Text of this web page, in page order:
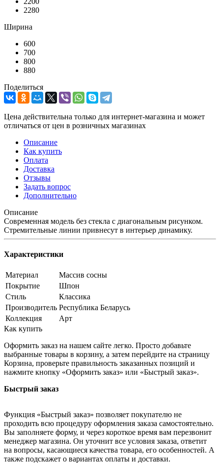
2280
Ширина
600
700
800
880
Поделиться
Цена действительна только для интернет-магазина и может
отличаться от цен в розничных магазинах
Описание
Как купить
Оплата
Доставка
Отзывы
Задать вопрос
Дополнительно
Описание
Современная модель без стекла с диагональным рисунком.
Стремительные линии привнесут в интерьер динамику.
Характеристики
Материал
Массив сосны
Покрытие
Шпон
Стиль
Классика
Производитель Республика Беларусь
Коллекция
Арт
Как купить
Оформить заказ на нашем сайте легко. Просто добавьте
выбранные товары в корзину, а затем перейдите на страницу
Корзина, проверьте правильность заказанных позиций и
нажмите кнопку «Оформить заказ» или «Быстрый заказ».
Быстрый заказ
Функция «Быстрый заказ» позволяет покупателю не
проходить всю процедуру оформления заказа самостоятельно.
Вы заполняете форму, и через короткое время вам перезвонит
менеджер магазина. Он уточнит все условия заказа, ответит
на вопросы, касающиеся качества товара, его особенностей. А
также подскажет о вариантах оплаты и доставки.